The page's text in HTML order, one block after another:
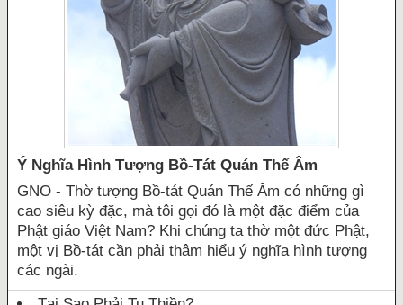
Ý Nghĩa Hình Tượng Bồ-Tát Quán Thế Âm
GNO - Thờ tượng Bồ-tát Quán Thế Âm có những gì
cao siêu kỳ đặc, mà tôi gọi đó là một đặc điểm của
Phật giáo Việt Nam? Khi chúng ta thờ một đức Phật,
một vị Bồ-tát cần phải thâm hiểu ý nghĩa hình tượng
các ngài.